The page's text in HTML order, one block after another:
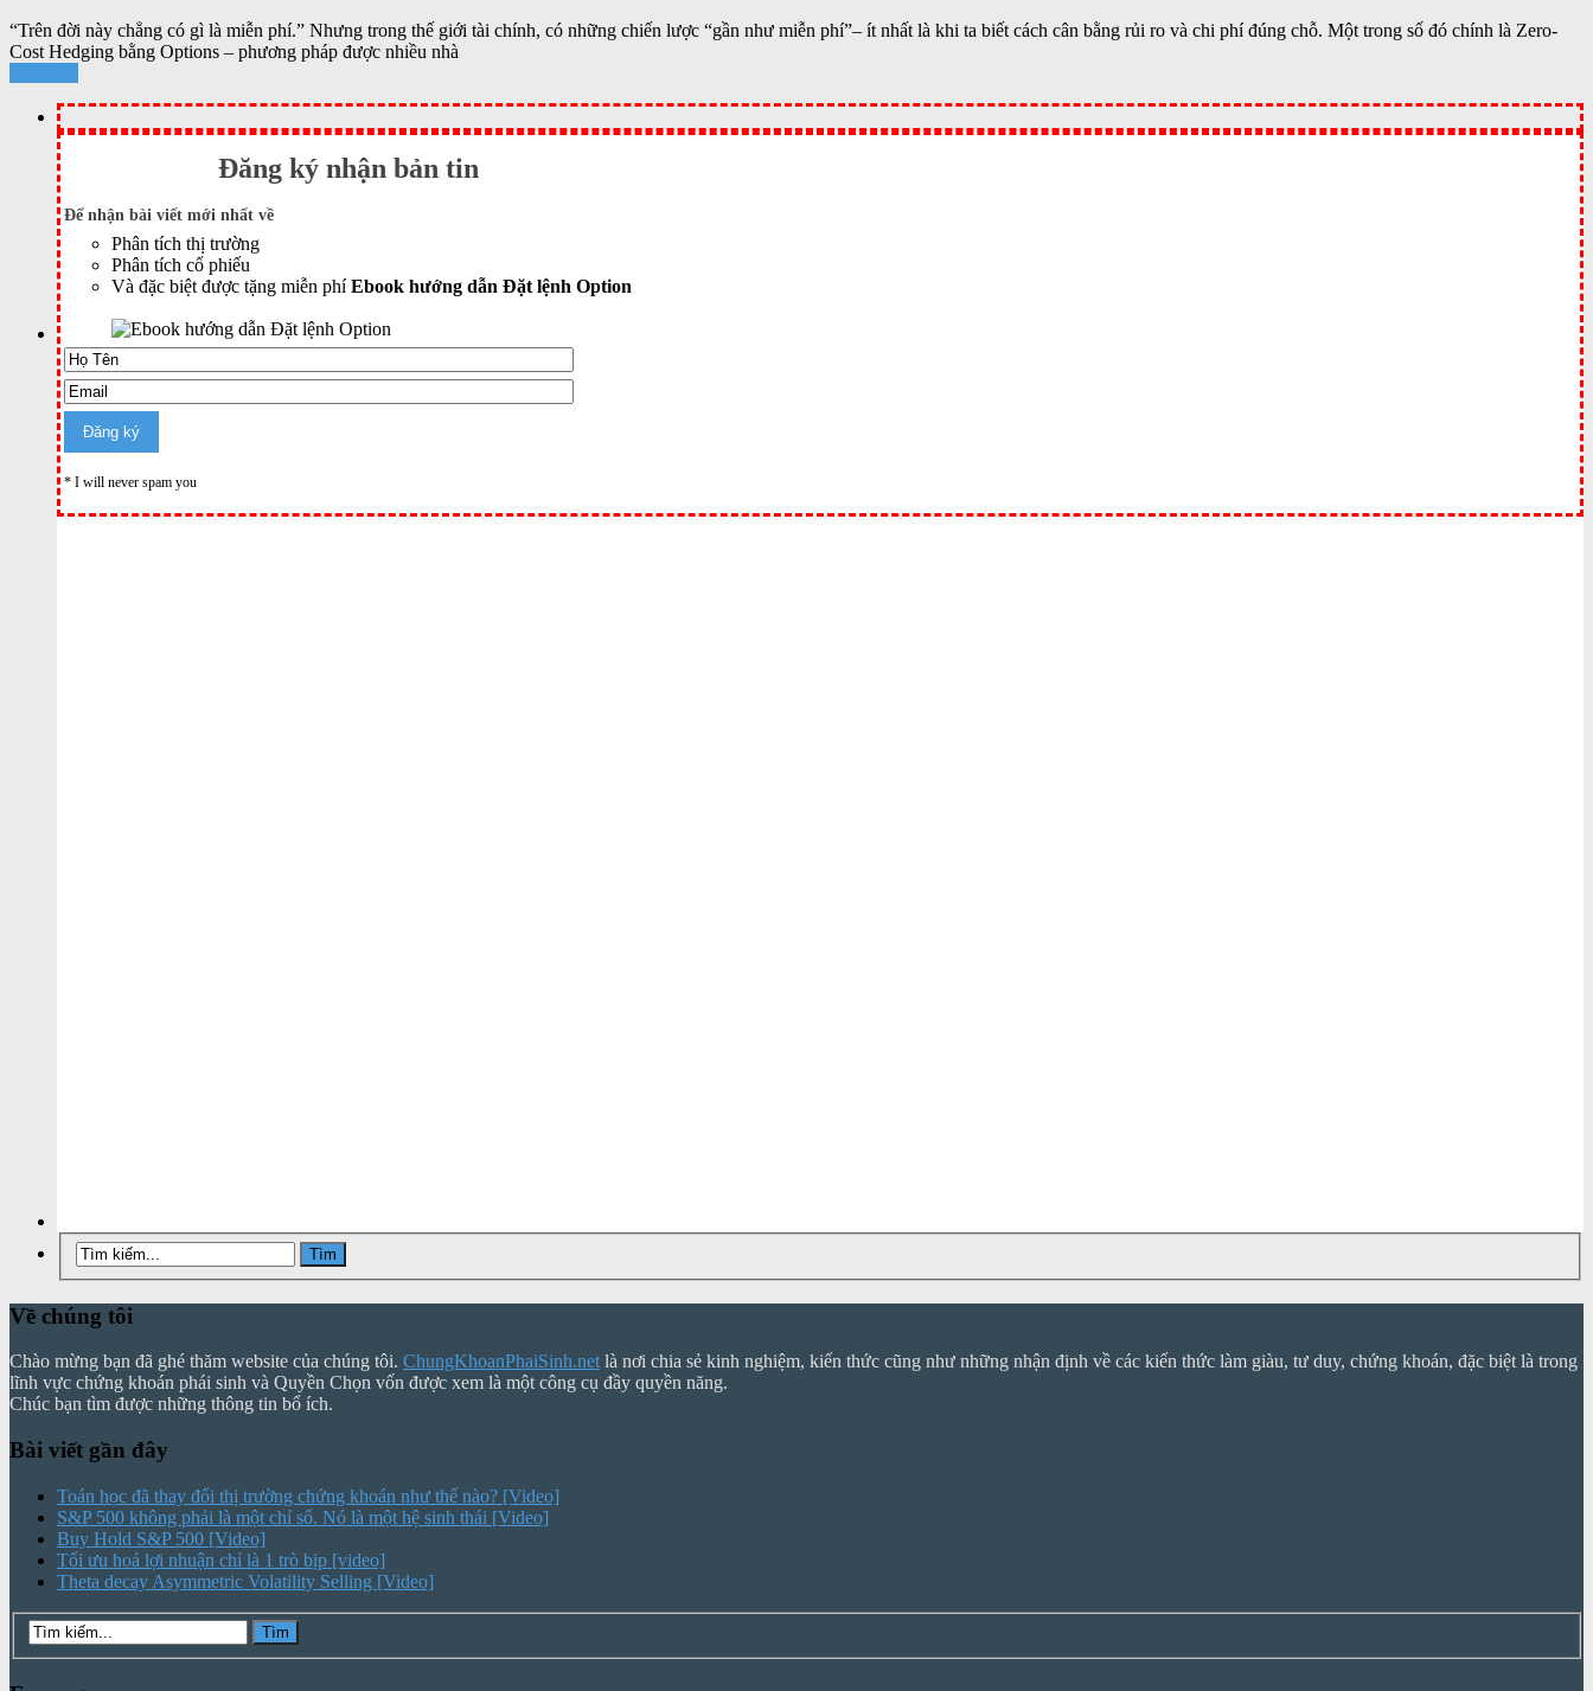
“Trên đời này chẳng có gì là miễn phí.” Nhưng trong thế giới tài chính, có những chiến lược “gần như miễn phí”– ít nhất là khi ta biết cách cân bằng rủi ro và chi phí đúng chỗ. Một trong số đó chính là Zero-
Cost Hedging bằng Options – phương pháp được nhiều nhà
Đăng ký nhận bản tin
Để nhận bài viết mới nhất về
Phân tích thị trường
Phân tích cổ phiếu
Và đặc biệt được tặng miễn phíEbook hướng dẫn Đặt lệnh Option
* I will never spam you
Về chúng tôi
Chào mừng bạn đã ghé thăm website của chúng tôi. ChungKhoanPhaiSinh.net là nơi chia sẻ kinh nghiệm, kiến thức cũng như những nhận định về các kiến thức làm giàu, tư duy, chứng khoán, đặc biệt là trong
lĩnh vực chứng khoán phái sinh và Quyền Chọn vốn được xem là một công cụ đầy quyền năng.
Chúc bạn tìm được những thông tin bổ ích.
Bài viết gần đây
Toán học đã thay đổi thị trường chứng khoán như thế nào? [Video]
S&P 500 không phải là một chỉ số. Nó là một hệ sinh thái [Video]
Buy Hold S&P 500 [Video]
Tối ưu hoá lợi nhuận chỉ là 1 trò bịp [video]
Theta decay Asymmetric Volatility Selling [Video]